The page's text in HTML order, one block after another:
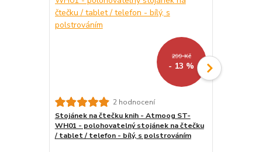
299 Kč
- 13 %
2 hodnocení
Stojánek na čtečku knih - Atmoog ST-
WH01 - polohovatelný stojánek na čtečku
/ tablet / telefon - bílý, s polstrováním